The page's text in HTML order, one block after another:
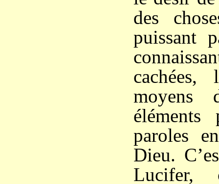
des
puissant
cachées,
moyens
éléments
paroles
Dieu.
Lucifer,